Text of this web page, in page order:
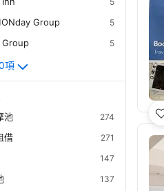
Group 5
Group 5
項
池 274
借 271
147
137